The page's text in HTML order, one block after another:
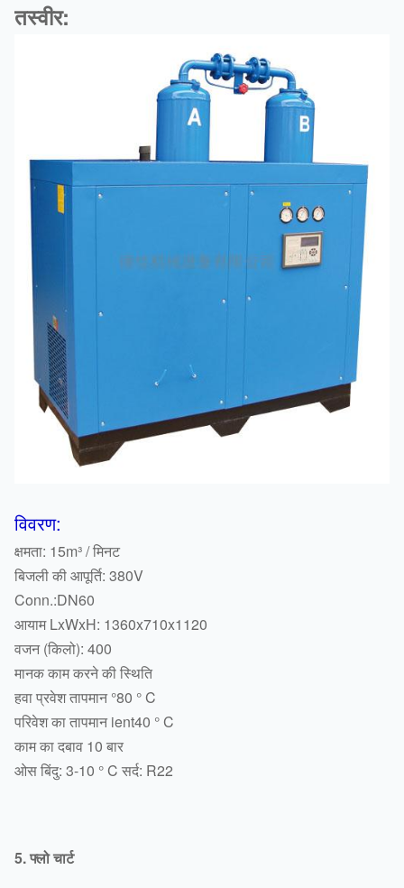
तस्वीर:
विवरण:
क्षमता: 15m³ / मिनट
बिजली की आपूर्ति: 380V
Conn.:DN60
आयाम LxWxH: 1360x710x1120
वजन (किलो): 400
मानक काम करने की स्थिति
हवा प्रवेश तापमान °80 ° C
परिवेश का तापमान ient40 ° C
काम का दबाव 10 बार
ओस बिंदु: 3-10 ° C सर्द: R22
5. फ्लो चार्ट